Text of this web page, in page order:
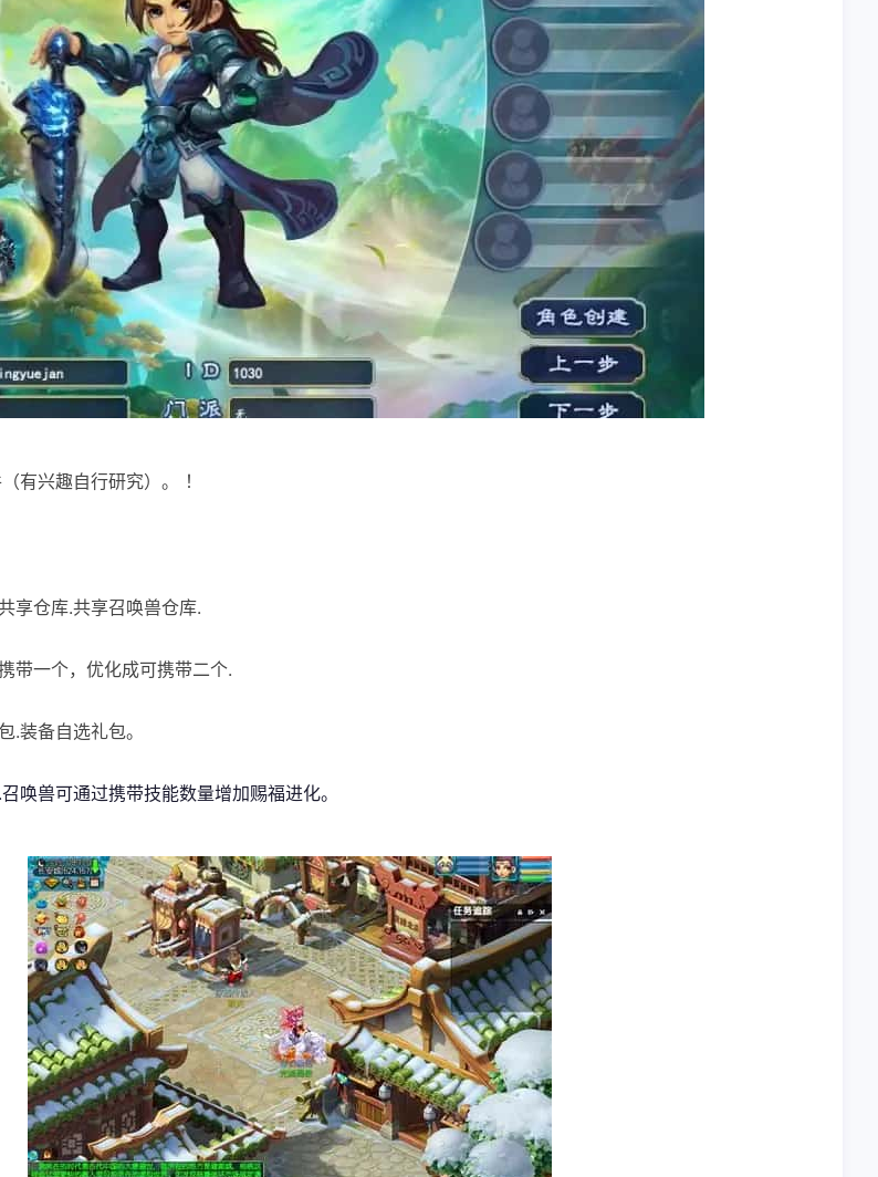
有兴趣自行研究）。 ！
享仓库.共享召唤兽仓库.
带一个，优化成可携带二个.
.装备自选礼包。
唤兽可通过携带技能数量增加赐福进化。